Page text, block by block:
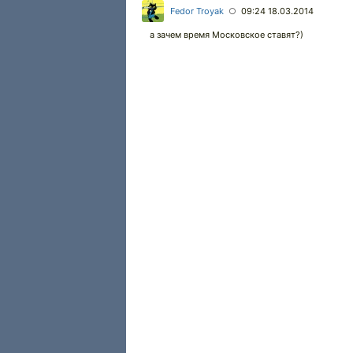
Fedor Troyak ○ 09:24 18.03.2014
а зачем время Московское ставят?)